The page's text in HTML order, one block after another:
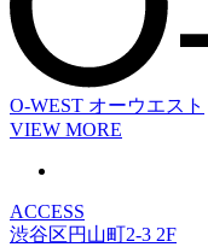
O-WEST オーウエスト
VIEW MORE
ACCESS
渋谷区円山町2-3 2F